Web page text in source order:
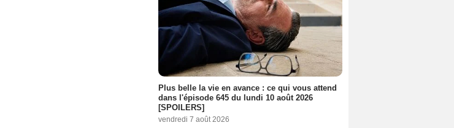
Plus belle la vie en avance : ce qui vous attend
dans l'épisode 645 du lundi 10 août 2026
[SPOILERS]
vendredi 7 août 2026